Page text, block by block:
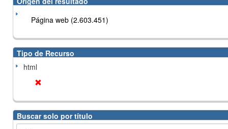
Página web (2.603.451)
Tipo de Recurso
html
Buscar solo por título